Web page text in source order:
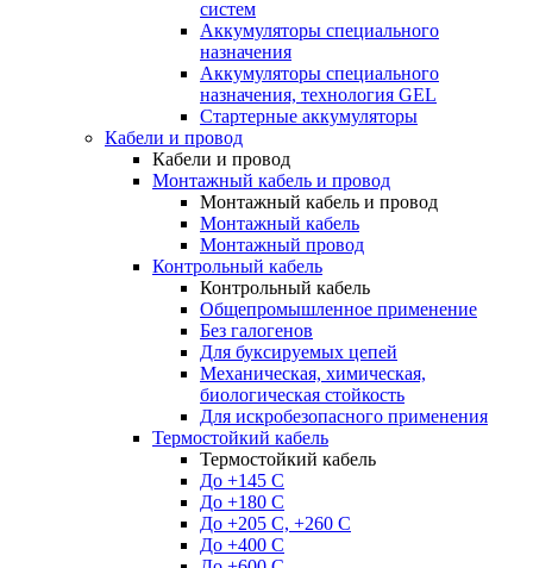
систем
Аккумуляторы специального
назначения
Аккумуляторы специального
назначения, технология GEL
Стартерные аккумуляторы
Кабели и провод
Кабели и провод
Монтажный кабель и провод
Монтажный кабель и провод
Монтажный кабель
Монтажный провод
Контрольный кабель
Контрольный кабель
Общепромышленное применение
Без галогенов
Для буксируемых цепей
Механическая, химическая,
биологическая стойкость
Для искробезопасного применения
Термостойкий кабель
Термостойкий кабель
До +145 С
До +180 C
До +205 С, +260 С
До +400 C